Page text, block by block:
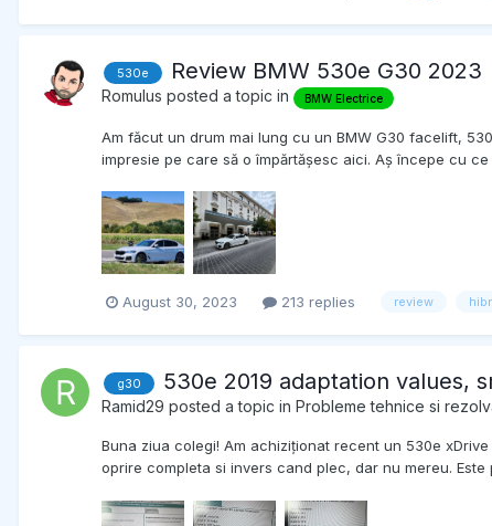
530e Review BMW 530e G30 2023
Romulus posted a topic in BMW Electrice
Am făcut un drum mai lung cu un BMW G30 facelift,
impresie pe care să o împărtășesc aici. Aș începe cu
August 30, 2023 213 replies review
g30 530e 2019 adaptation values,
Ramid29 posted a topic in Probleme tehnice si
Buna ziua colegi! Am achiziționat recent un 530e
oprire completa si invers cand plec, dar nu mereu.